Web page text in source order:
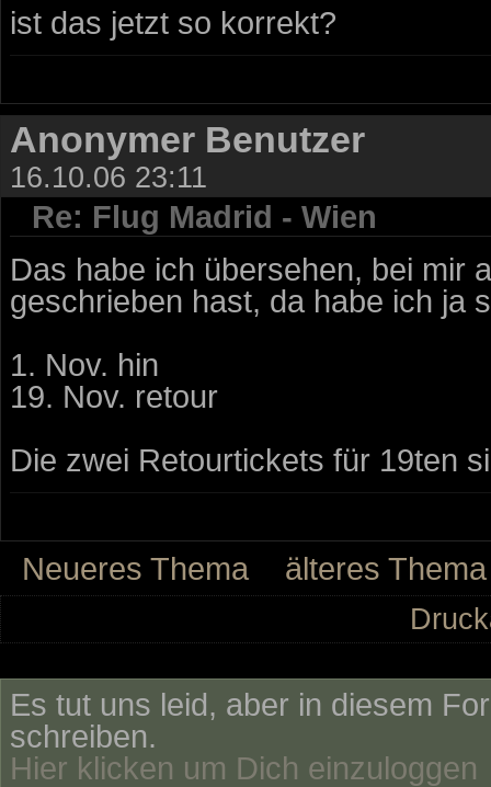
ist das jetzt so korrekt?
Anonymer Benutzer
16.10.06 23:11
Re: Flug Madrid - Wien
Das habe ich übersehen, bei mir
geschrieben hast, da habe ich ja
1. Nov. hin
19. Nov. retour
Die zwei Retourtickets für 19ten
Neueres Thema älteres Thema
Es tut uns leid, aber in diesem
schreiben.
Hier klicken um Dich einzuloggen